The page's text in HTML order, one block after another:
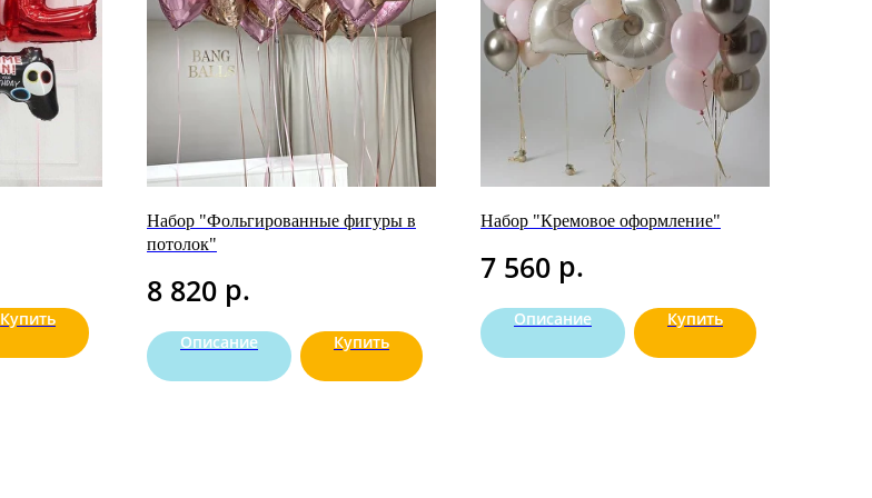
Купить
Набор "Фольгированные фигуры в
потолок"
8 820 р.
Описание Купить
Набор "Кремовое оформление"
7 560 р.
Описание Купить